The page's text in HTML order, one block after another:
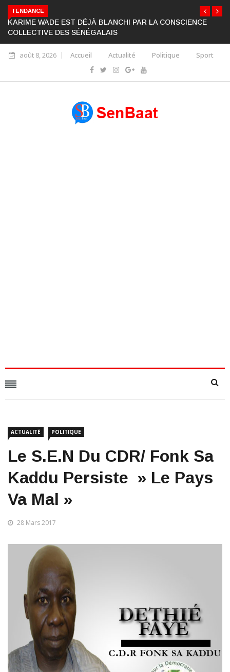
TENDANCE
KARIME WADE EST DÉJÀ BLANCHI PAR LA CONSCIENCE
COLLECTIVE DES SÉNÉGALAIS
août 8, 2026 Accueil Actualité Politique Sport
ACTUALITÉ POLITIQUE
Le S.E.N Du CDR/ Fonk Sa
Kaddu Persiste » Le Pays
Va Mal »
28 Mars 2017